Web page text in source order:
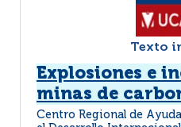
Texto
Explosiones e
minas de
Centro Regional de